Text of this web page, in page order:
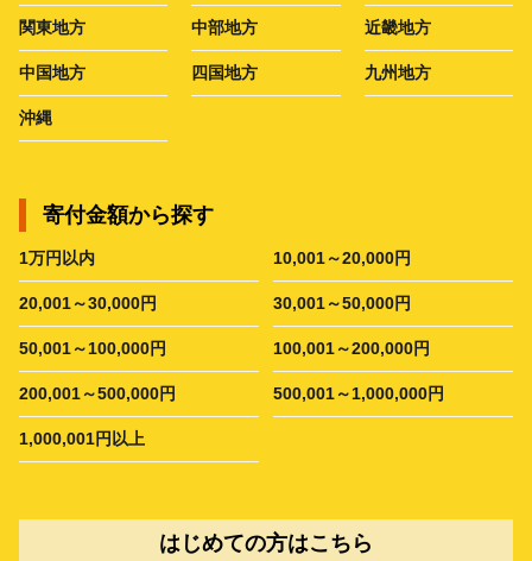
関東地方 中部地方 近畿地方
中国地方 四国地方 九州地方
沖縄
寄付金額から探す
1万円以内 10,001～20,000円
20,001～30,000円 30,001～50,000円
50,001～100,000円 100,001～200,000円
200,001～500,000円 500,001～1,000,000円
1,000,001円以上
はじめての方はこちら